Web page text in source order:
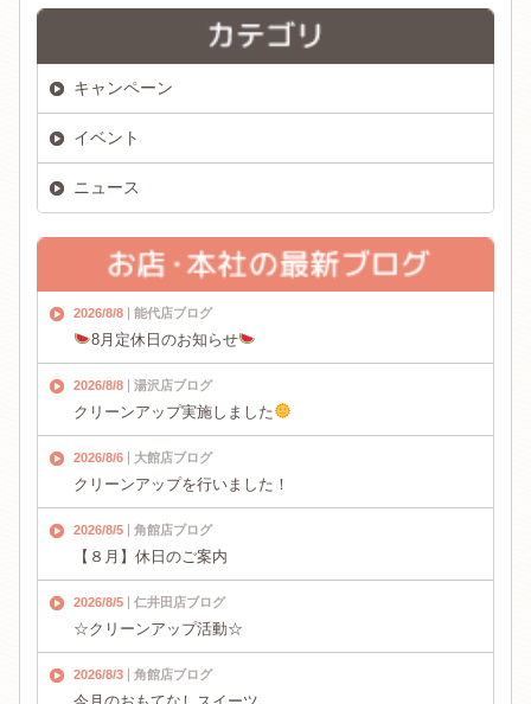
キャンペーン
イベント
ニュース
2026/8/8 能代店ブログ
8月定休日のお知らせ
2026/8/8 湯沢店ブログ
クリーンアップ実施しました
2026/8/6 大館店ブログ
クリーンアップを行いました！
2026/8/5 角館店ブログ
【８月】休日のご案内
2026/8/5 仁井田店ブログ
☆クリーンアップ活動☆
2026/8/3 角館店ブログ